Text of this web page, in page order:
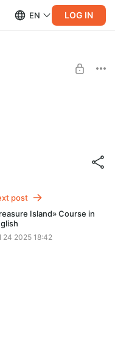
EN LOG IN
на озере
а также список
post
Island» Course in
24 2025 18:42